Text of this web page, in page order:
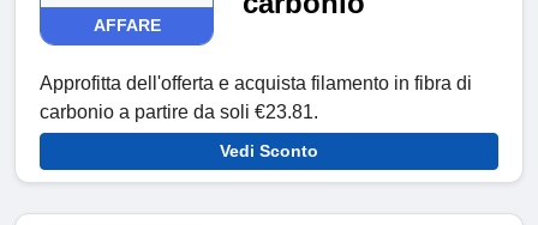
AFFARE
Approfitta dell'offerta e acquista filamento in fibra di
carbonio a partire da soli €23.81.
Vedi Sconto